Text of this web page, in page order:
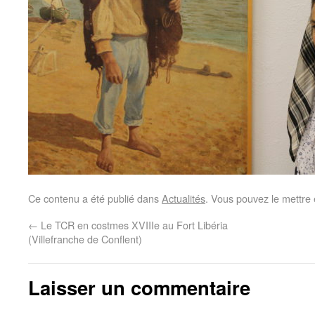
Ce contenu a été publié dansActualités. Vous pouvez le
← Le TCR en costmes XVIIIe au Fort Libéria
(Villefranche de Conflent)
Laisser un commentaire